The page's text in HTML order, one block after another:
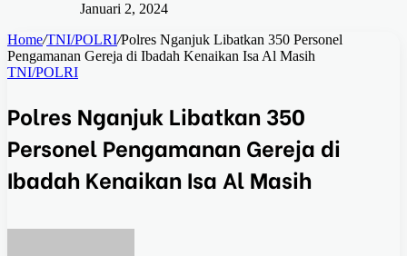
Januari 2, 2024
Home/TNI/POLRI/Polres Nganjuk Libatkan 350 Personel
Pengamanan Gereja di Ibadah Kenaikan Isa Al Masih
TNI/POLRI
Polres Nganjuk Libatkan 350
Personel Pengamanan Gereja di
Ibadah Kenaikan Isa Al Masih